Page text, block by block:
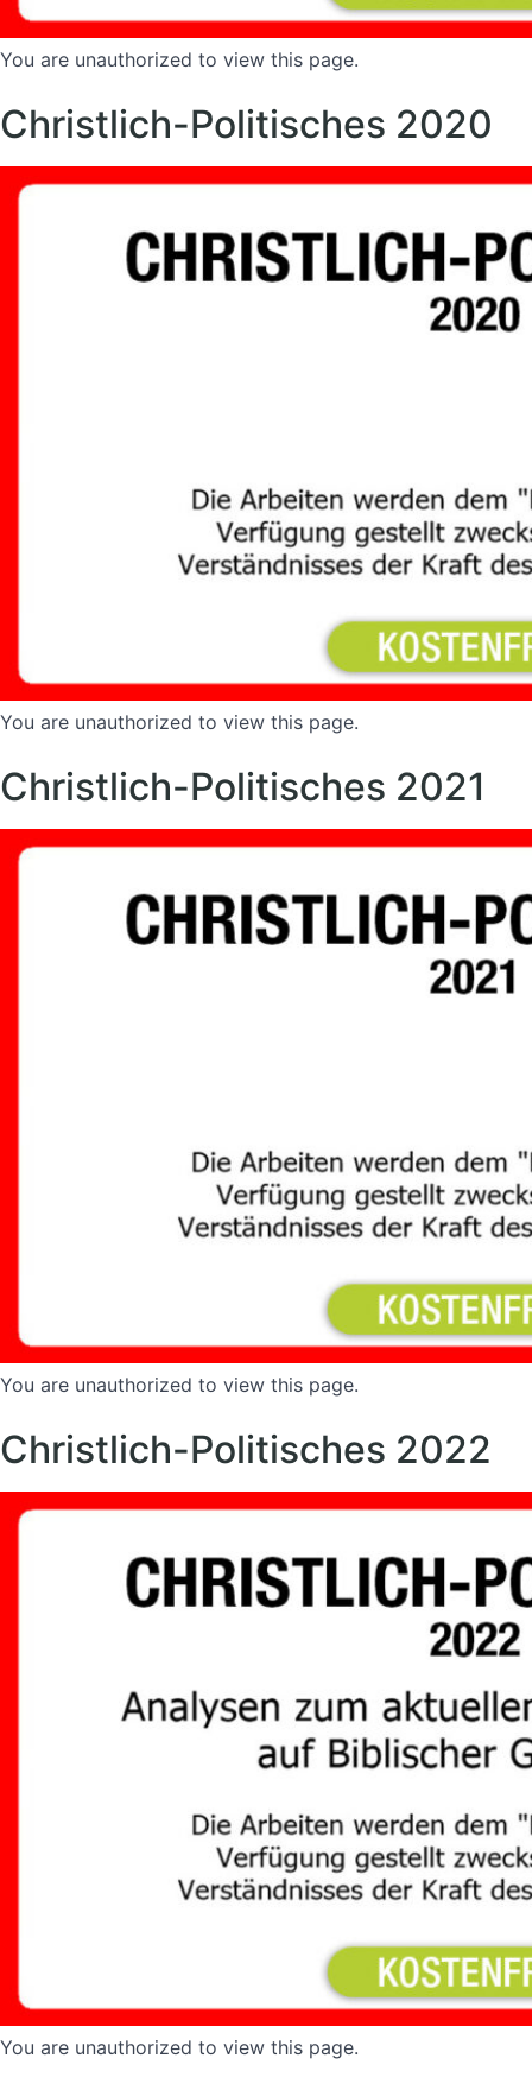
You are unauthorized to view this page.
Christlich-Politisches 2020
You are unauthorized to view this page.
Christlich-Politisches 2021
You are unauthorized to view this page.
Christlich-Politisches 2022
You are unauthorized to view this page.